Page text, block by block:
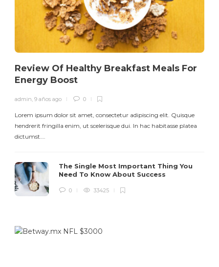
Review Of Healthy Breakfast Meals For
Energy Boost
admin, 9 años ago 0
Lorem ipsum dolor sit amet, consectetur adipiscing elit. Quisque
hendrerit fringilla enim, ut scelerisque dui. In hac habitasse platea
dictumst….
The Single Most Important Thing You
Need To Know About Success
0 33425